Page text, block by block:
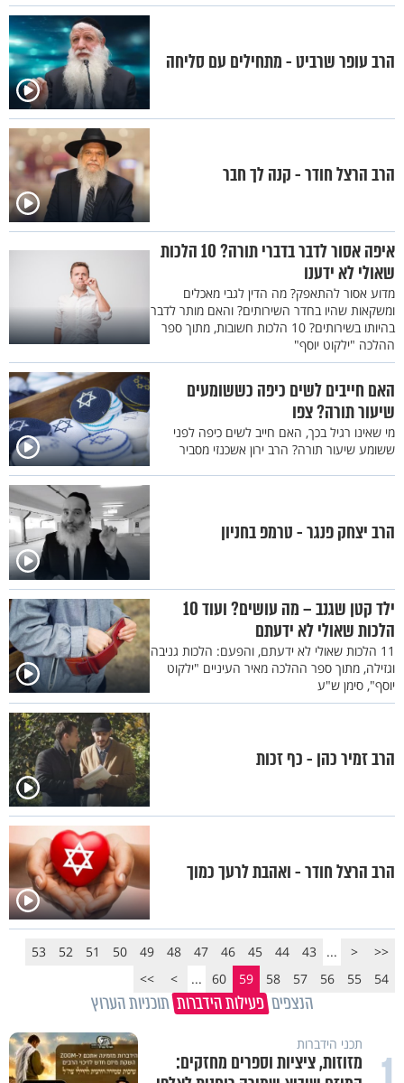
הרב עופר שרביט - מתחילים עם סליחה
הרב הרצל חודר - קנה לך חבר
איפה אסור לדבר בדברי תורה? 10 הלכות
שאולי לא ידענו
מדוע אסור להתאפק? מה הדין לגבי מאכלים
ומשקאות שהיו בחדר השירותים? והאם מותר לדבר
בהיותו בשירותים? 10 הלכות חשובות, מתוך ספר
ההלכה "ילקוט יוסף"
האם חייבים לשים כיפה כששומעים
שיעור תורה? צפו
מי שאינו רגיל בכך, האם חייב לשים כיפה לפני
ששומע שיעור תורה? הרב ירון אשכנזי מסביר
הרב יצחק פנגר - טרמפ בחניון
ילד קטן שגנב – מה עושים? ועוד 10
הלכות שאולי לא ידעתם
11 הלכות שאולי לא ידעתם, והפעם: הלכות גניבה
וגזילה, מתוך ספר ההלכה מאיר העיניים "ילקוט
יוסף", סימן ש"ע
הרב זמיר כהן - כף זכות
הרב הרצל חודר - ואהבת לרעך כמוך
<<
<
...
43
44
45
46
47
48
49
50
51
52
53
54
55
56
57
58
59
60
...
>
>>
הנצפים פעילות הידברות תוכניות הערוץ
תכני הידברות
מזוזות, ציציות וספרים מחזקים: